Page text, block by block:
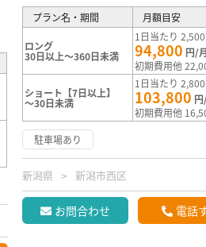
プラン名・期間 月額目安
ロング
30日以上～360日未満
1日当たり
94,800 円/
初期費用他
ショート【7日以上】
～30日未満
1日当たり
103,800
初期費用他
駐車場あり
新潟県 新潟市西区
お問合わせ 電話